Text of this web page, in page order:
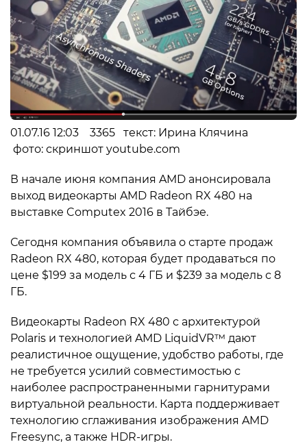
01.07.16 12:03 3365 текст: Ирина Клячина
фото: скриншот youtube.com
В начале июня компания AMD анонсировала
выход видеокарты AMD Radeon RX 480 на
выставке Computex 2016 в Тайбэе.
Сегодня компания объявила о старте продаж
Radeon RX 480, которая будет продаваться по
цене $199 за модель с 4 ГБ и $239 за модель с 8
ГБ.
Видеокарты Radeon RX 480 с архитектурой
Polaris и технологией AMD LiquidVR™ дают
реалистичное ощущение, удобство работы, где
не требуется усилий совместимостью с
наиболее распространенными гарнитурами
виртуальной реальности. Карта поддерживает
технологию сглаживания изображения AMD
Freesync, а также HDR-игры.